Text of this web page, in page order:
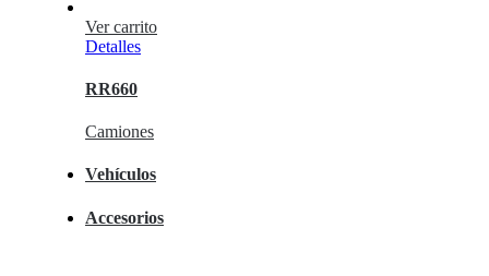
Ver carrito
Detalles
RR660
Camiones
Vehículos
Accesorios